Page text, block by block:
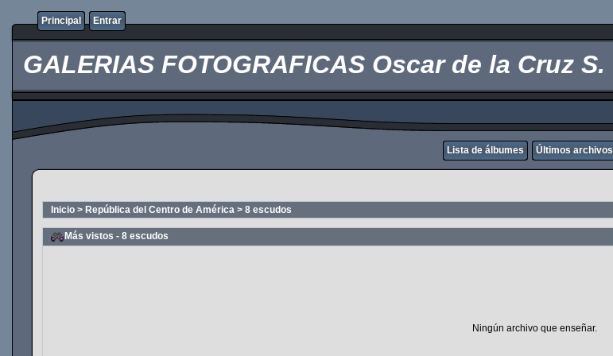
Principal Entrar
GALERIAS FOTOGRAFICAS Oscar de la Cruz S.
Lista de álbumes Últimos archivos
Inicio > República del Centro de América > 8 escudos
Más vistos - 8 escudos
Ningún archivo que enseñar.